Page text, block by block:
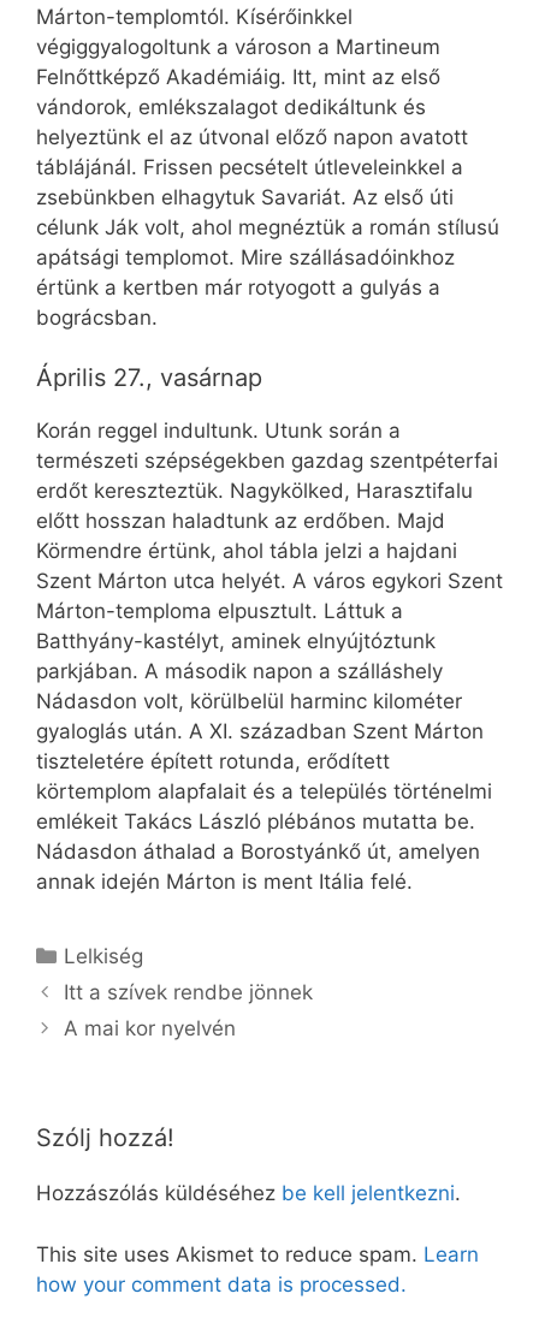
Márton-templomtól. Kísérőinkkel
végiggyalogoltunk a városon a Martineum
Felnőttképző Akadémiáig. Itt, mint az első
vándorok, emlékszalagot dedikáltunk és
helyeztünk el az útvonal előző napon avatott
táblájánál. Frissen pecsételt útleveleinkkel a
zsebünkben elhagytuk Savariát. Az első úti
célunk Ják volt, ahol megnéztük a román stílusú
apátsági templomot. Mire szállásadóinkhoz
értünk a kertben már rotyogott a gulyás a
bográcsban.
Április 27., vasárnap
Korán reggel indultunk. Utunk során a
természeti szépségekben gazdag szentpéterfai
erdőt kereszteztük. Nagykölked, Harasztifalu
előtt hosszan haladtunk az erdőben. Majd
Körmendre értünk, ahol tábla jelzi a hajdani
Szent Márton utca helyét. A város egykori Szent
Márton-temploma elpusztult. Láttuk a
Batthyány-kastélyt, aminek elnyújtóztunk
parkjában. A második napon a szálláshely
Nádasdon volt, körülbelül harminc kilométer
gyaloglás után. A XI. században Szent Márton
tiszteletére épített rotunda, erődített
körtemplom alapfalait és a település történelmi
emlékeit Takács László plébános mutatta be.
Nádasdon áthalad a Borostyánkő út, amelyen
annak idején Márton is ment Itália felé.
Kategória
Lelkiség
Itt a szívek rendbe jönnek
A mai kor nyelvén
Szólj hozzá!
Hozzászólás küldéséhez be kell jelentkezni.
This site uses Akismet to reduce spam. Learn
how your comment data is processed.